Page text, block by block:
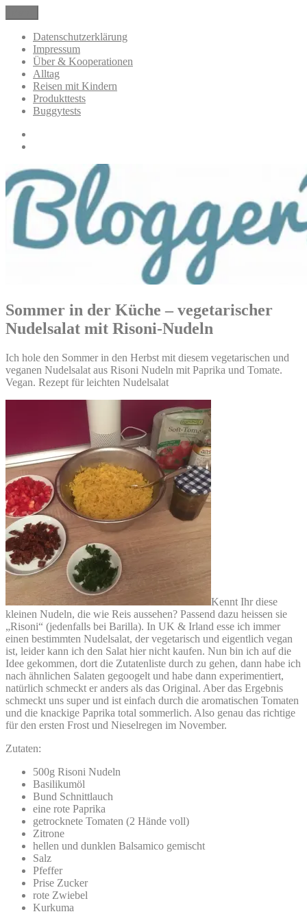
Inhalt
springen
BloggerMumOf3Boys Mamablog
Mamablog über das Leben mit drei Kindern mit Produkttests und
Alltagsthemen
Datenschutzerklärung
Impressum
Über & Kooperationen
Alltag
Reisen mit Kindern
Produkttests
Buggytests
Sommer in der Küche – vegetarischer
Nudelsalat mit Risoni-Nudeln
Ich hole den Sommer in den Herbst mit diesem vegetarischen und
veganen Nudelsalat aus Risoni Nudeln mit Paprika und Tomate.
Vegan. Rezept für leichten Nudelsalat
Kennt Ihr diese
kleinen Nudeln, die wie Reis aussehen? Passend dazu heissen sie
„Risoni“ (jedenfalls bei Barilla). In UK & Irland esse ich immer
einen bestimmten Nudelsalat, der vegetarisch und eigentlich vegan
ist, leider kann ich den Salat hier nicht kaufen. Nun bin ich auf die
Idee gekommen, dort die Zutatenliste durch zu gehen, dann habe ich
nach ähnlichen Salaten gegoogelt und habe dann experimentiert,
natürlich schmeckt er anders als das Original. Aber das Ergebnis
schmeckt uns super und ist einfach durch die aromatischen Tomaten
und die knackige Paprika total sommerlich. Also genau das richtige
für den ersten Frost und Nieselregen im November.
Zutaten:
500g Risoni Nudeln
Basilikumöl
Bund Schnittlauch
eine rote Paprika
getrocknete Tomaten (2 Hände voll)
Zitrone
hellen und dunklen Balsamico gemischt
Salz
Pfeffer
Prise Zucker
rote Zwiebel
Kurkuma